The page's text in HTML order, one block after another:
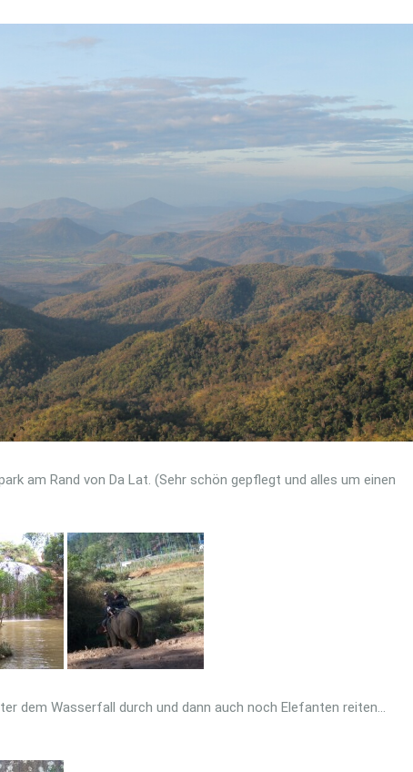
am Rand von Da Lat. (Sehr schön gepflegt und alles um einen
dem Wasserfall durch und dann auch noch Elefanten reiten…